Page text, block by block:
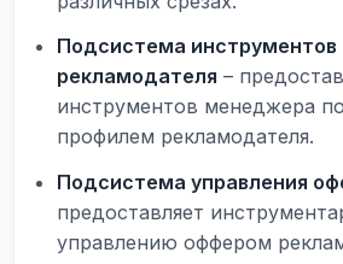
Подсистема
рекламодателя –
инструментов менеджера
профилем рекламодателя.
Подсистема управления
предоставляет
управлению оффером